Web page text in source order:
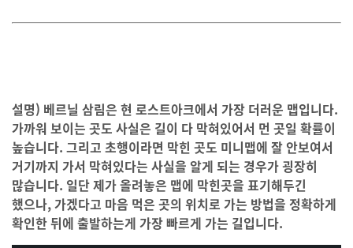
설명) 베르닐 삼림은 현 로스트아크에서 가장 더러운 맵입니다.
가까워 보이는 곳도 사실은 길이 다 막혀있어서 먼 곳일 확률이
높습니다. 그리고 초행이라면 막힌 곳도 미니맵에 잘 안보여서
거기까지 가서 막혀있다는 사실을 알게 되는 경우가 굉장히
많습니다. 일단 제가 올려놓은 맵에 막힌곳을 표기해두긴
했으나, 가겠다고 마음 먹은 곳의 위치로 가는 방법을 정확하게
확인한 뒤에 출발하는게 가장 빠르게 가는 길입니다.